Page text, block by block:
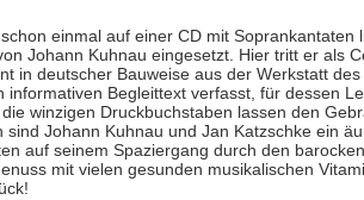
einmal auf einer CD mit Soprankantaten
Johann Kuhnau eingesetzt. Hier tritt er als
in deutscher Bauweise aus der Werkstatt
informativen Begleittext verfasst, für dessen
winzigen Druckbuchstaben lassen den
sind Johann Kuhnau und Jan Katzschke ein
auf seinem Spaziergang durch den
mit vielen gesunden musikalischen